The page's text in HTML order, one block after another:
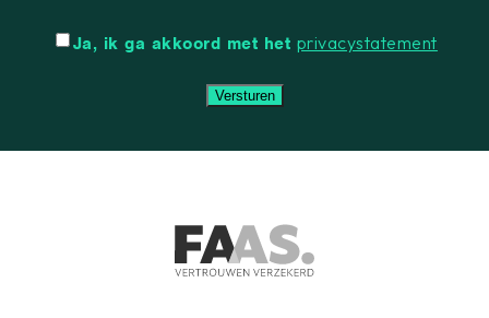
InstemmingJa, ik ga akkoord met het privacystatement